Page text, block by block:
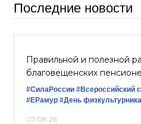
Последние новости
Правильной и полезной
благовещенских
#СилаРоссии #Всероссийский
#ЕРамур #День физкультурника
07.08.26